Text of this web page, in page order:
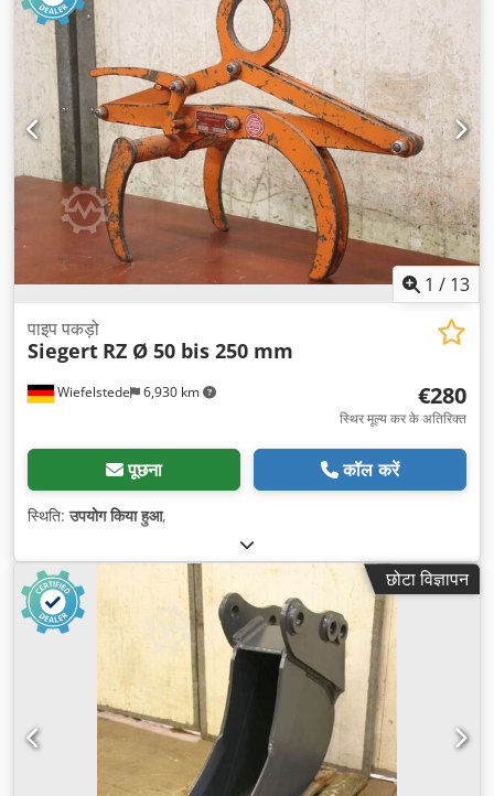
1 / 13
Wiefelstede 6,930 km
पाइप पकड़ो
Siegert RZ Ø 50 bis 250 mm
€280
स्थिर मूल्य कर के अतिरिक्त
पूछना कॉल करें
स्थिति:उपयोग किया हुआ,
छोटा विज्ञापन